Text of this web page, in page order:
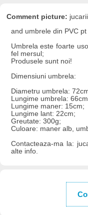
Comment picture:
and umbrele din PVC
Umbrela este foarte
fel mersul;
Produsele sunt noi!
Dimensiuni umbrela:
Diametru umbrela:
Lungime umbrela:
Lungime maner: 15cm;
Lungime lant: 22cm;
Greutate: 300g;
Culoare: maner alb,
Contacteaza-ma la:
alte info.